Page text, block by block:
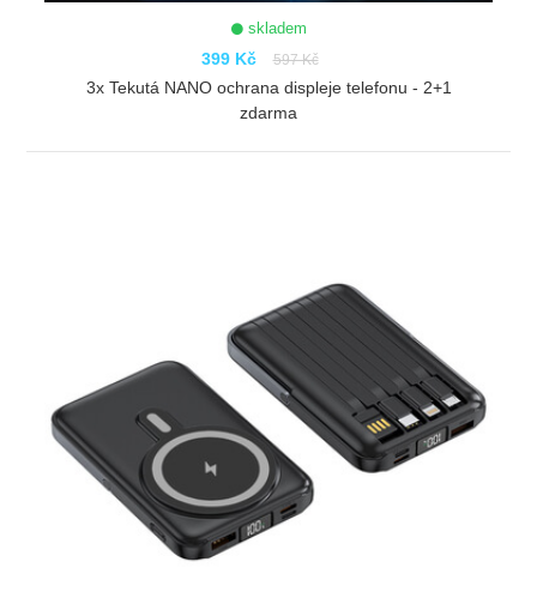
skladem
399 Kč 597 Kč
3x Tekutá NANO ochrana displeje telefonu - 2+1
zdarma